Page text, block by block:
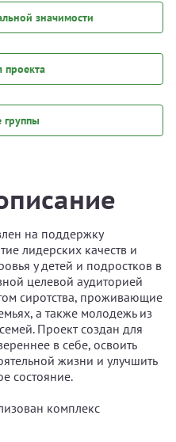
значимости
проекта
на поддержку
лидерских качеств и
у детей и подростков в
целевой аудиторией
сиротства, проживающие
а также молодежь из
Проект создан для
в себе, освоить
жизни и улучшить
состояние.
комплекс